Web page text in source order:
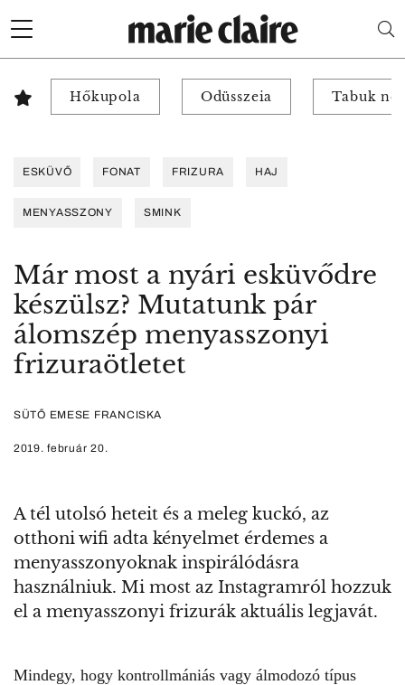
Hőkupola Odüsszeia Tabuk
ESKÜVŐ FONAT FRIZURA HAJ
MENYASSZONY SMINK
Már most a nyári esküvődre
készülsz? Mutatunk pár
álomszép menyasszonyi
frizuraötletet
SÜTŐ EMESE FRANCISKA
2019. február 20.
A tél utolsó heteit és a meleg kuckó, az
otthoni wifi adta kényelmet érdemes a
menyasszonyoknak inspirálódásra
használniuk. Mi most az Instagramról hozzuk
el a menyasszonyi frizurák aktuális legjavát.
Mindegy, hogy kontrollmániás vagy álmodozó típus